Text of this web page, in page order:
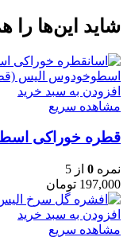
شاید این‌ها را
افزودن به سبد خرید
مشاهده سریع
قطره خوراکی
نمره 0 از 5
197,000 تومان
افزودن به سبد خرید
مشاهده سریع